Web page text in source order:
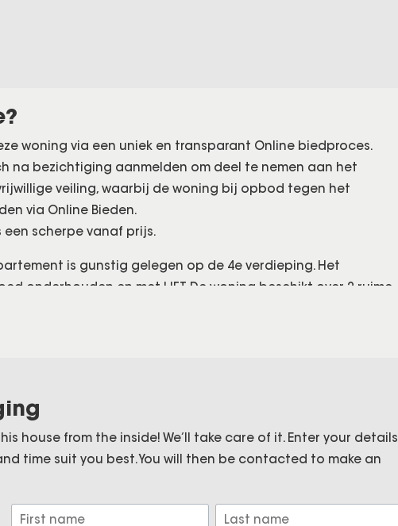
woning via een uniek en transparant Online biedproces.
na bezichtiging aanmelden om deel te nemen aan het
veiling, waarbij de woning bij opbod tegen het
via Online Bieden.
een scherpe vanaf prijs.
is gunstig gelegen op de 4e verdieping. Het
onderhouden en met LIFT. De woning beschikt over 2 ruime
de balkonzijde (zuid) was eerst 2 kamers. Het
centrum. De uitvalswegen zijn snel en eenvoudig bereikbaar.
met haar vele terrassen en winkelstraatjes is binnen 7
complex is gelegen nabij diverse winkels en het
house from the inside! We’ll take care of it. Enter your details
time suit you best. You will then be contacted to make an